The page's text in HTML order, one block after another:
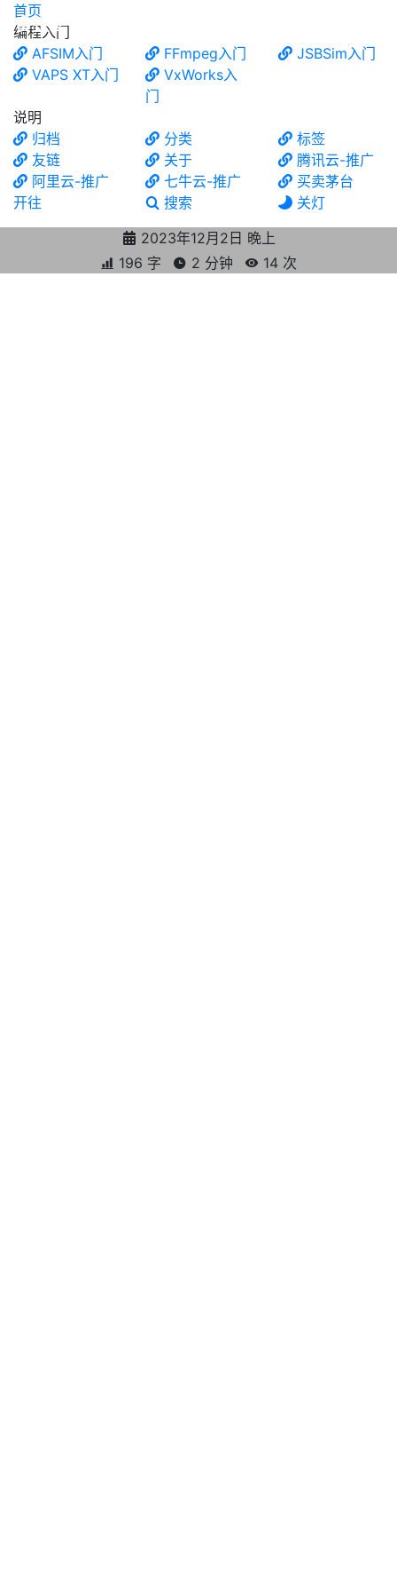
食铁兽
首页
编程入门
AFSIM入门
FFmpeg入门
JSBSim入门
VAPS XT入门
VxWorks入
门
说明
归档
分类
标签
友链
关于
腾讯云-推广
阿里云-推广
七牛云-推广
买卖茅台
开往
搜索
关灯
2023年12月2日 晚上
196 字
2 分钟 14 次